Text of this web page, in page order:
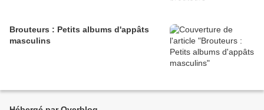
Brouteurs : Petits albums d'appâts
masculins